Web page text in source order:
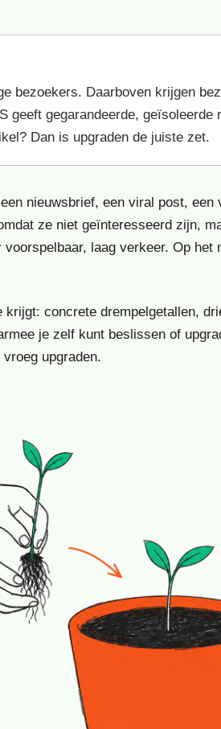
bezoekers. Daarboven krijgen
geeft gegarandeerde, geïsoleerde
Dan is upgraden de juiste zet.
nieuwsbrief, een viral post, een
ze niet geïnteresseerd zijn,
laag verkeer. Op het
concrete drempelgetallen,
je zelf kunt beslissen of
upgraden.